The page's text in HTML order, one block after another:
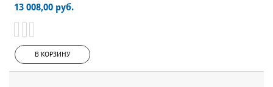
13 008,00 руб.
В КОРЗИНУ